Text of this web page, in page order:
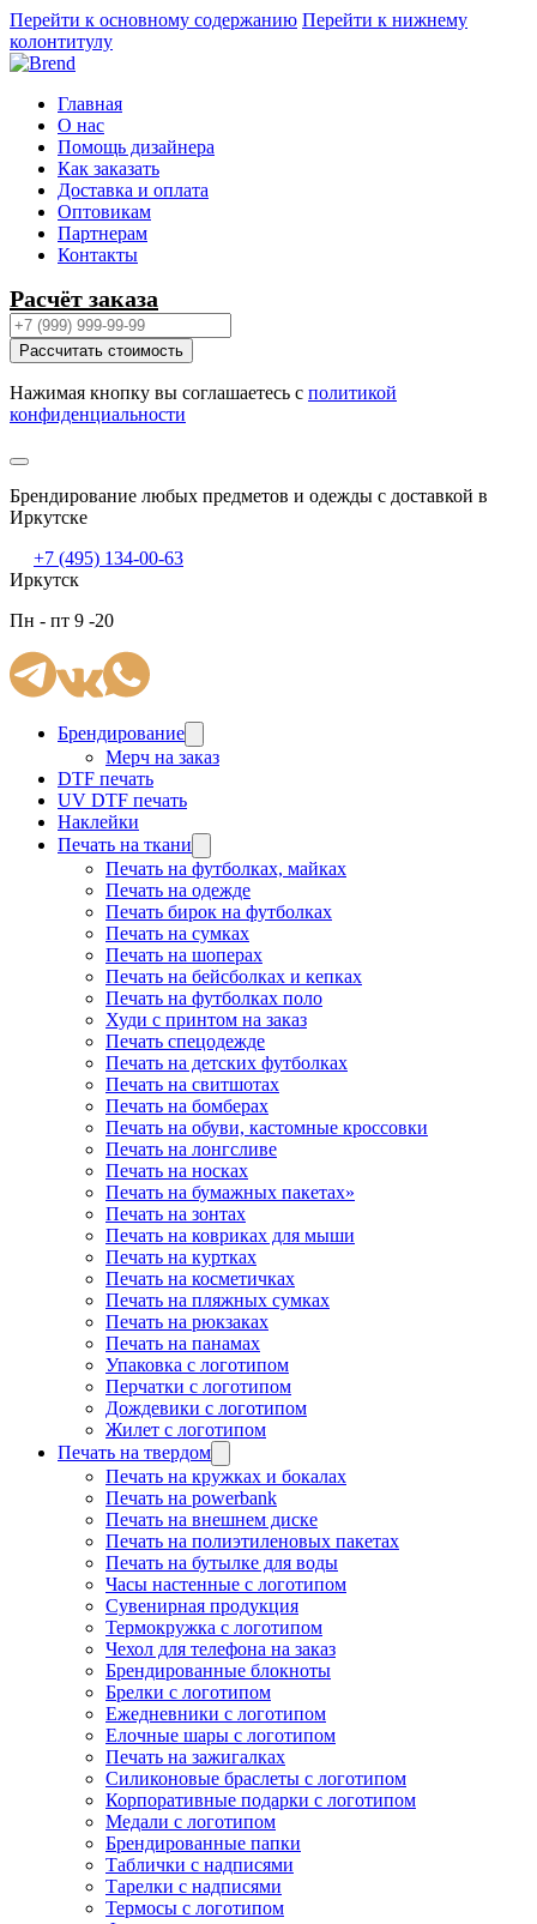
Перейти к основному содержанию Перейти к нижнему
колонтитулу
Главная
О нас
Помощь дизайнера
Как заказать
Доставка и оплата
Оптовикам
Партнерам
Контакты
Расчёт заказа
Рассчитать стоимость
Нажимая кнопку вы соглашаетесь с политикой
конфиденциальности
Брендирование любых предметов и одежды с доставкой в
Иркутске
+7 (495) 134-00-63
Иркутск
Пн - пт 9 -20
Брендирование
Мерч на заказ
DTF печать
UV DTF печать
Наклейки
Печать на ткани
Печать на футболках, майках
Печать на одежде
Печать бирок на футболках
Печать на сумках
Печать на шоперах
Печать на бейсболках и кепках
Печать на футболках поло
Худи с принтом на заказ
Печать спецодежде
Печать на детских футболках
Печать на свитшотах
Печать на бомберах
Печать на обуви, кастомные кроссовки
Печать на лонгсливе
Печать на носках
Печать на бумажных пакетах»
Печать на зонтах
Печать на ковриках для мыши
Печать на куртках
Печать на косметичках
Печать на пляжных сумках
Печать на рюкзаках
Печать на панамах
Упаковка с логотипом
Перчатки с логотипом
Дождевики с логотипом
Жилет с логотипом
Печать на твердом
Печать на кружках и бокалах
Печать на powerbank
Печать на внешнем диске
Печать на полиэтиленовых пакетах
Печать на бутылке для воды
Часы настенные с логотипом
Сувенирная продукция
Термокружка с логотипом
Чехол для телефона на заказ
Брендированные блокноты
Брелки с логотипом
Ежедневники с логотипом
Елочные шары с логотипом
Печать на зажигалках
Силиконовые браслеты с логотипом
Корпоративные подарки с логотипом
Медали с логотипом
Брендированные папки
Таблички с надписями
Тарелки с надписями
Термосы с логотипом